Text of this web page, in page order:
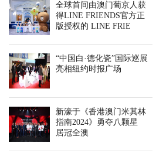
全球首间由澳门葡京人获
得LINE FRIENDS官方正
版授权的 LINE FRIE
“中国白·德化瓷”国际巡展
亮相纽约时报广场
新濠于《香港澳门米其林
指南2024》勇夺八颗星
居冠全澳